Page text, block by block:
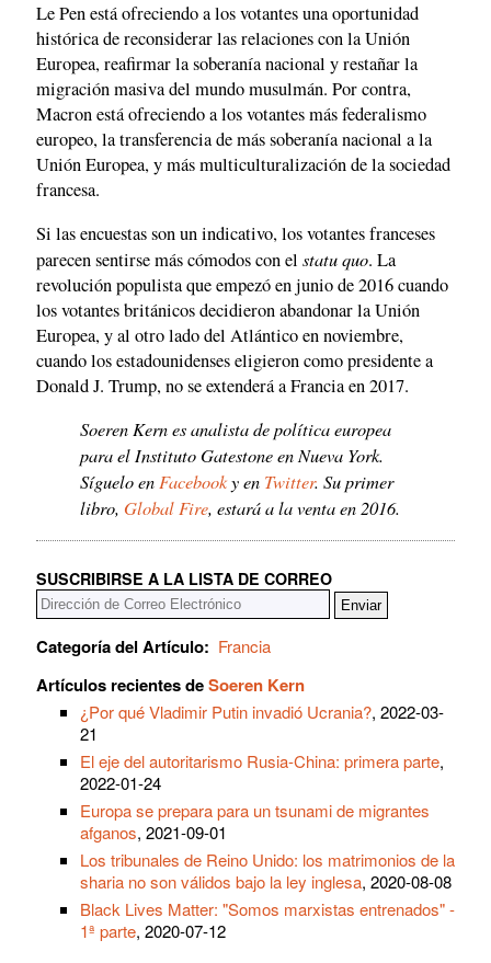
Le Pen está ofreciendo a los votantes una oportunidad
histórica de reconsiderar las relaciones con la Unión
Europea, reafirmar la soberanía nacional y restañar la
migración masiva del mundo musulmán. Por contra,
Macron está ofreciendo a los votantes más federalismo
europeo, la transferencia de más soberanía nacional a la
Unión Europea, y más multiculturalización de la sociedad
francesa.
Si las encuestas son un indicativo, los votantes franceses
parecen sentirse más cómodos con el statu quo. La
revolución populista que empezó en junio de 2016 cuando
los votantes británicos decidieron abandonar la Unión
Europea, y al otro lado del Atlántico en noviembre,
cuando los estadounidenses eligieron como presidente a
Donald J. Trump, no se extenderá a Francia en 2017.
Soeren Kern es analista de política europea
para el Instituto Gatestone en Nueva York.
Síguelo en Facebooky en Twitter. Su primer
libro, Global Fire, estará a la venta en 2016.
SUSCRIBIRSE A LA LISTA DE CORREO
Categoría del Artículo: Francia
Artículos recientes deSoeren Kern
¿Por qué Vladimir Putin invadió Ucrania?, 2022-03-
21
El eje del autoritarismo Rusia-China: primera parte,
2022-01-24
Europa se prepara para un tsunami de migrantes
afganos, 2021-09-01
Los tribunales de Reino Unido: los matrimonios de la
sharia no son válidos bajo la ley inglesa, 2020-08-08
Black Lives Matter: "Somos marxistas entrenados" -
1ª parte, 2020-07-12